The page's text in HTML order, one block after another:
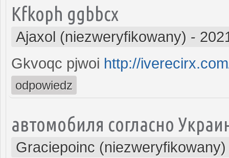
Kfkoph ggbbcx
Ajaxol (niezweryfikowany) -
Gkvoqc pjwoi http://
odpowiedz
автомобиля согласно
Graciepoinc (niezweryfikowany)